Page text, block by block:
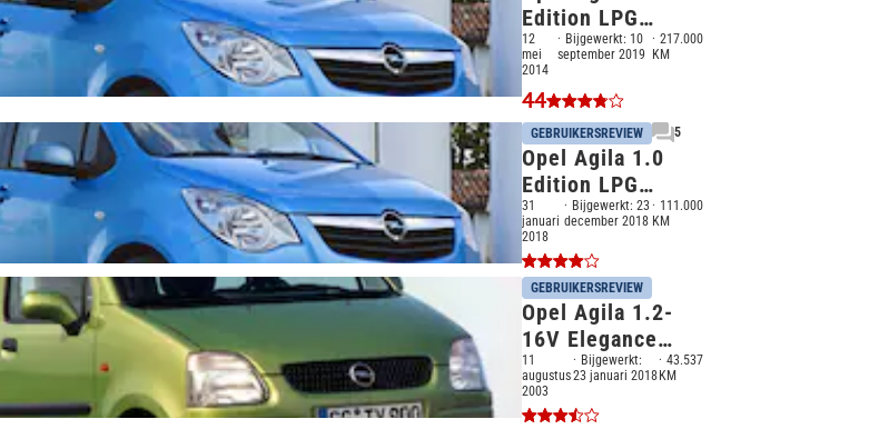
Edition LPG
(2010)
12
mei
2014
Bijgewerkt: 10
september 2019
217.000
KM
44
GEBRUIKERSREVIEW 5
Opel Agila 1.0
Edition LPG
(2010)
31
januari
2018
Bijgewerkt:23
december 2018
111.000
KM
GEBRUIKERSREVIEW
Opel Agila 1.2-
16V Elegance
(2000)
11
augustus
2003
Bijgewerkt:
23 januari 2018
43.537
KM